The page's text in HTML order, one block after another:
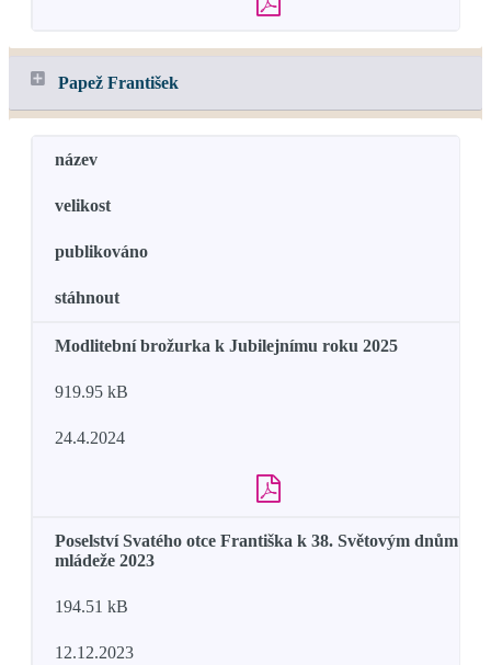
Papež František
název
velikost
publikováno
stáhnout
Modlitební brožurka k Jubilejnímu roku 2025
919.95 kB
24.4.2024
Poselství Svatého otce Františka k 38. Světovým dnům
mládeže 2023
194.51 kB
12.12.2023